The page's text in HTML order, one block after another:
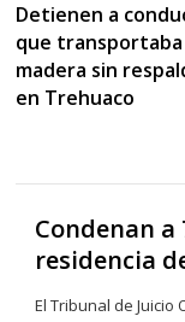
Detienen a
que transportaba
madera sin
en Trehuaco
Condenan
residencia
El Tribunal de